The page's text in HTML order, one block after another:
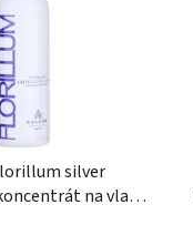
silver
na vlasy